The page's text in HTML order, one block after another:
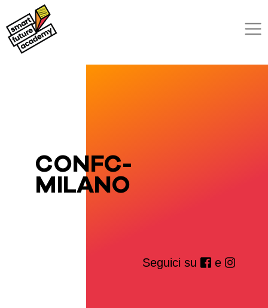
CONFC-
MILANO
Seguici su e